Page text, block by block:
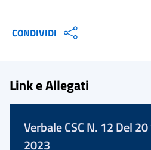
CONDIVIDI
Link e Allegati
Verbale CSC N. 12 Del
2023